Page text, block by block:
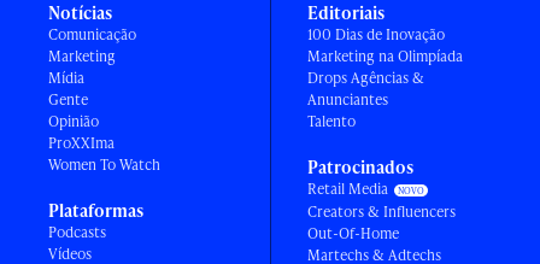
Notícias
Comunicação
Marketing
Mídia
Gente
Opinião
ProXXIma
Women To Watch
Plataformas
Podcasts
Vídeos
Editoriais
100 Dias de Inovação
Marketing na Olimpíada
Drops Agências &
Anunciantes
Talento
Patrocinados
Retail Media
Creators & Influencers
Out-Of-Home
Martechs & Adtechs